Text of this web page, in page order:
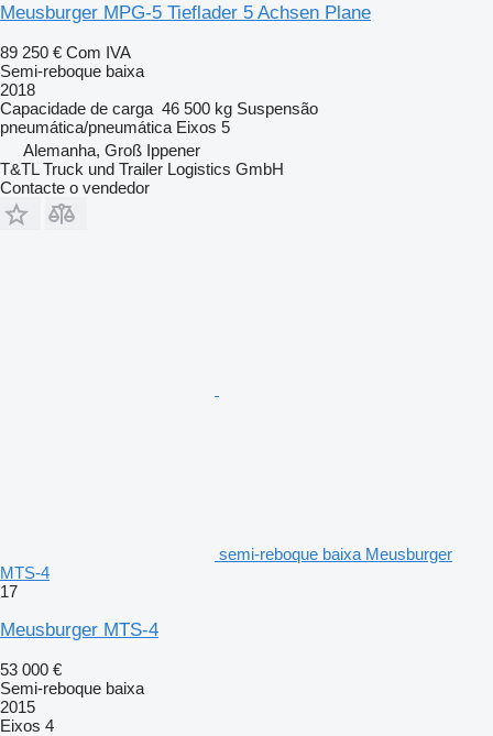
Meusburger MPG-5 Tieflader 5 Achsen Plane
89 250 € Com IVA
Semi-reboque baixa
2018
Capacidade de carga 46 500 kg Suspensão
pneumática/pneumática Eixos 5
Alemanha, Groß Ippener
T&TL Truck und Trailer Logistics GmbH
Contacte o vendedor
semi-reboque baixa Meusburger
MTS-4
17
Meusburger MTS-4
53 000 €
Semi-reboque baixa
2015
Eixos 4